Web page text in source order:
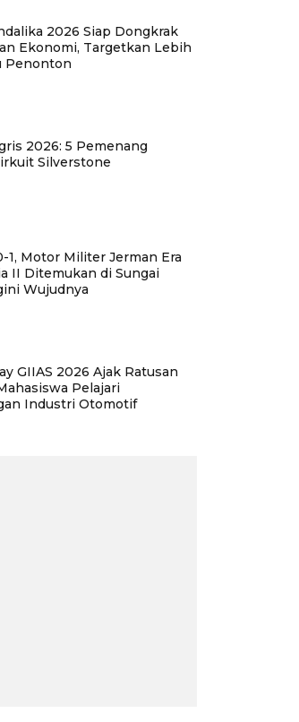
2026 Siap Dongkrak
Ekonomi, Targetkan Lebih
Penonton
2026: 5 Pemenang
Silverstone
1, Motor Militer Jerman Era
II Ditemukan di Sungai
Wujudnya
GIIAS 2026 Ajak Ratusan
Pelajari
Industri Otomotif